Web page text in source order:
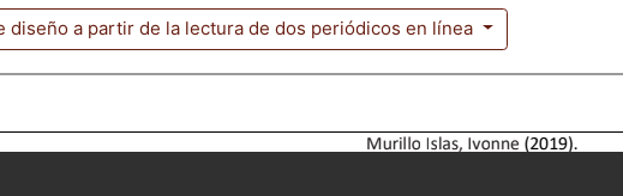
diseño a partir de la lectura de dos periódicos en línea